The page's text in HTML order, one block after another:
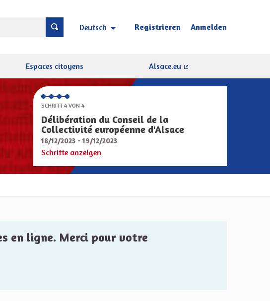
Deutsch Choisir la langue Sprache wählen
Registrieren Anmelden
Espaces citoyens
Alsace.eu
SCHRITT 4 VON 4
Délibération du Conseil de la
Collectivité européenne d'Alsace
18/12/2023 - 19/12/2023
Schritte anzeigen
en ligne. Merci pour votre